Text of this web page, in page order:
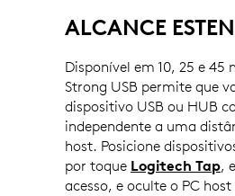
ALCANCE
Disponível em 10, 25 e 45
Strong USB permite que
dispositivo USB ou HUB
independente a uma
host. Posicione
por toque Logitech Tap,
acesso, e oculte o PC